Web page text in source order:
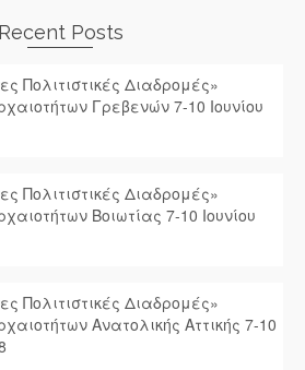
Recent Posts
Πολιτιστικές Διαδρομές»
Γρεβενών 7-10 Ιουνίου
Πολιτιστικές Διαδρομές»
Βοιωτίας 7-10 Ιουνίου
Πολιτιστικές Διαδρομές»
Ανατολικής Αττικής 7-10